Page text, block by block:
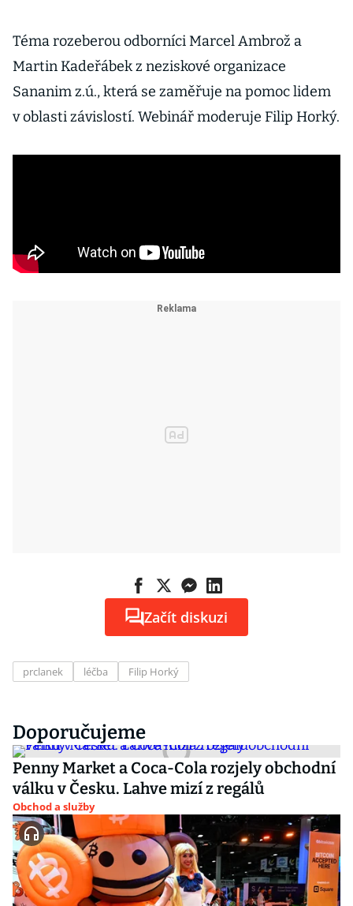
Téma rozeberou odborníci Marcel Ambrož a
Martin Kadeřábek z neziskové organizace
Sananim z.ú., která se zaměřuje na pomoc lidem
v oblasti závislostí. Webinář moderuje Filip Horký.
Začít diskuzi
prclanek léčba Filip Horký
Doporučujeme
Penny Market a Coca-Cola rozjely obchodní
válku v Česku. Lahve mizí z regálů
Obchod a služby